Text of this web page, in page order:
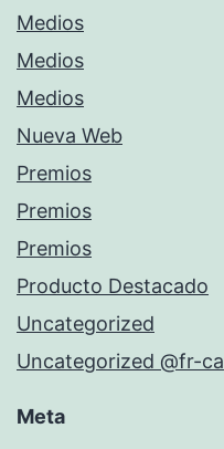
Medios
Medios
Medios
Nueva Web
Premios
Premios
Premios
Producto Destacado
Uncategorized
Uncategorized @fr-ca
Meta